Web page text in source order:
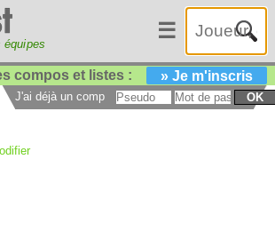
équipes
☰
compos et listes : » Je m'inscris
J'ai déjà un compte : OK